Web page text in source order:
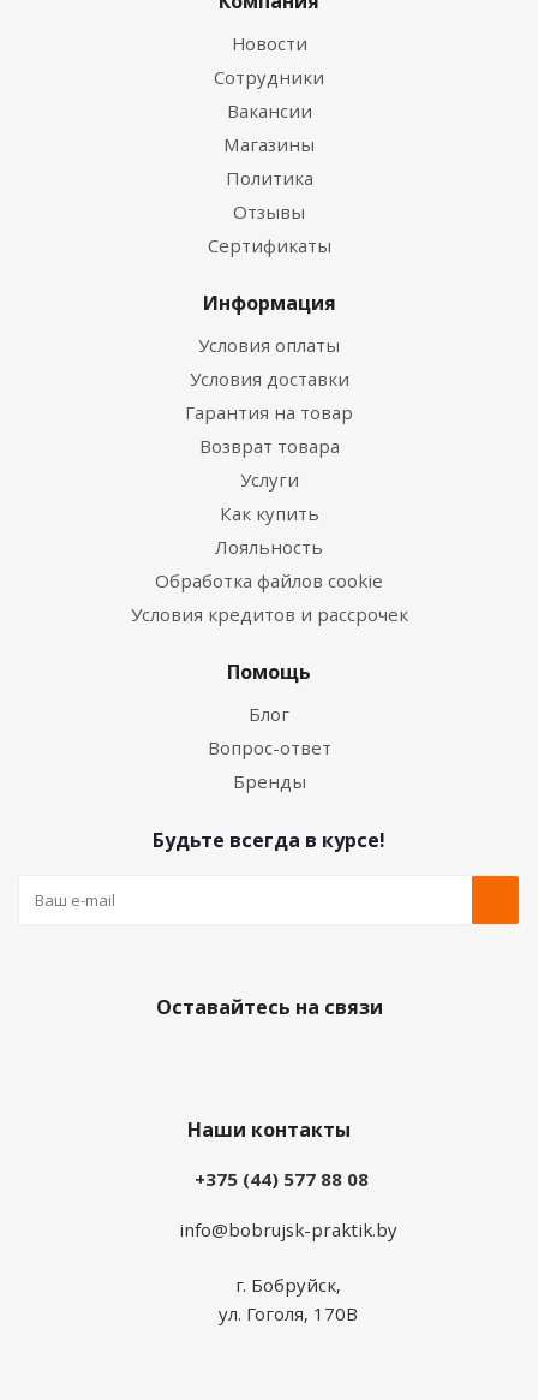
Новости
Сотрудники
Вакансии
Магазины
Политика
Отзывы
Сертификаты
Информация
Условия оплаты
Условия доставки
Гарантия на товар
Возврат товара
Услуги
Как купить
Лояльность
Обработка файлов cookie
Условия кредитов и рассрочек
Помощь
Блог
Вопрос-ответ
Бренды
Будьте всегда в курсе!
Оставайтесь на связи
Наши контакты
+375 (44) 577 88 08
info@bobrujsk-praktik.by
г. Бобруйск,
ул. Гоголя, 170В